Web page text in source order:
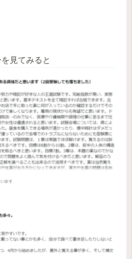
見てみると